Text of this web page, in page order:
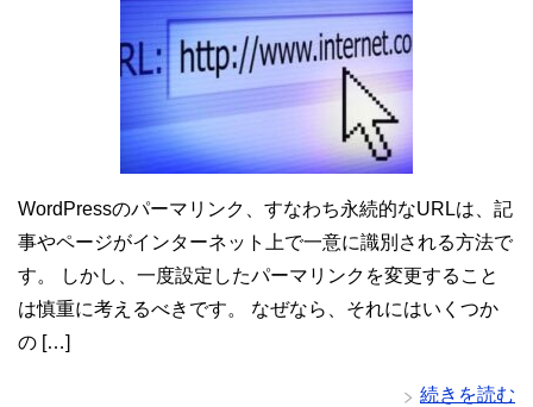
WordPressのパーマリンク、すなわち永続的なURLは、記
事やページがインターネット上で一意に識別される方法で
す。 しかし、一度設定したパーマリンクを変更すること
は慎重に考えるべきです。 なぜなら、それにはいくつか
の […]
続きを読む